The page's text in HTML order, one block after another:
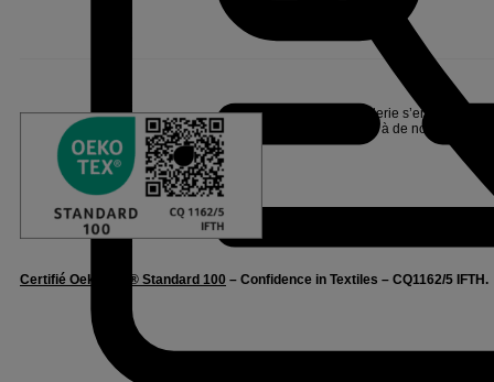
Linvosges Hôtellerie s’engage
Oeko-Tex®, suite à de nombreux
Certifié Oeko-Tex® Standard 100 – Confidence in Textiles – CQ1162/5 IFTH.